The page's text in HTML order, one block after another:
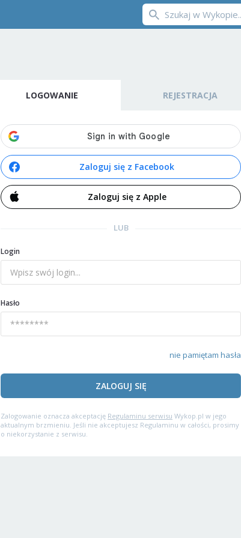
LOGOWANIE REJESTRACJA
Zaloguj się z Facebook
Zaloguj się z Apple
LUB
Login
Hasło
nie pamiętam hasła
ZALOGUJ SIĘ
Zalogowanie oznacza akceptację Regulaminu serwisu Wykop.pl w jego
aktualnym brzmieniu. Jeśli nie akceptujesz Regulaminu w całości, prosimy
o niekorzystanie z serwisu.